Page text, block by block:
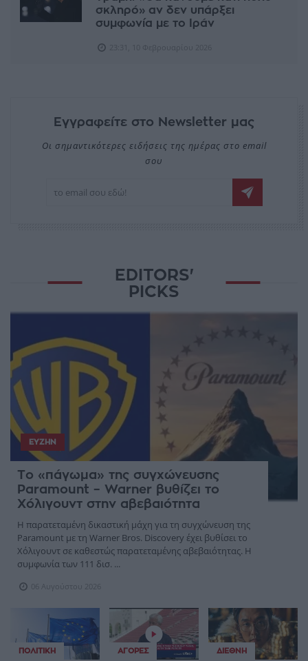
σκληρό» αν δεν υπάρξει
συμφωνία με το Ιράν
Εγγραφείτε στο Newsletter μας
Οι σημαντικότερες ειδήσεις της ημέρας στο email
σου
EDITORS'
PICKS
ΕΥΖΗΝ
Το «πάγωμα» της συγχώνευσης
Paramount – Warner βυθίζει το
Χόλιγουντ στην αβεβαιότητα
Η παρατεταμένη δικαστική μάχη για τη συγχώνευση της
Paramount με τη Warner Bros. Discovery έχει βυθίσει το
Χόλιγουντ σε καθεστώς παρατεταμένης αβεβαιότητας. Η
συμφωνία των 111 δισ. ...
06 Αυγούστου 2026
ΠΟΛΙΤΙΚΉ ΑΓΟΡΈΣ ΔΙΕΘΝΉ